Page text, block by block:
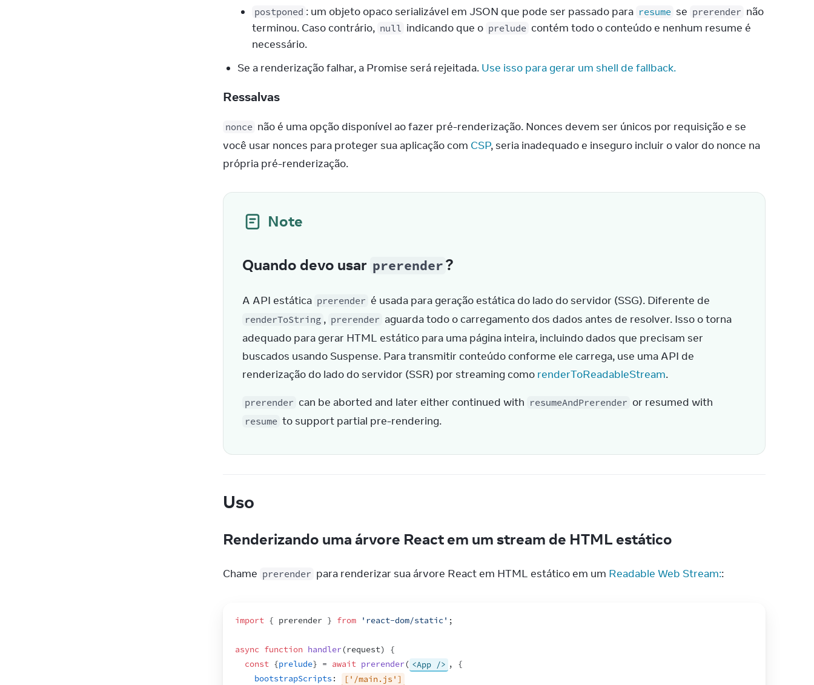
postponed : um objeto opaco serializável em JSON que pode ser passado para resume se prerender não
terminou. Caso contrário, null indicando que o prelude contém todo o conteúdo e nenhum resume é
necessário.
Se a renderização falhar, a Promise será rejeitada. Use isso para gerar um shell de fallback.
Ressalvas
nonce não é uma opção disponível ao fazer pré-renderização. Nonces devem ser únicos por requisição e se
você usar nonces para proteger sua aplicação com CSP, seria inadequado e inseguro incluir o valor do nonce na
própria pré-renderização.
Note
Quando devo usar prerender?
A API estática prerender
renderToString , prerender aguarda todo o carregamento dos dados antes de resolver. Isso o torna
adequado para gerar HTML estático para uma página inteira, incluindo dados que precisam ser
buscados usando Suspense. Para transmitir conteúdo conforme ele carrega, use uma API de
renderização do lado do servidor (SSR) por streaming como renderToReadableStream.
prerender can be aborted and later either continued with resumeAndPrerender
resume to support partial pre-rendering.
Uso
Renderizando uma árvore React em um stream de HTML estático
Chame prerender para renderizar sua árvore React em HTML estático em um Readable Web Stream::
import { prerender } from 'react-dom/static' ;
async function handler(request)
{
const {prelude} = await prerender( <App /> ,
{
bootstrapScripts : ['/main.js']